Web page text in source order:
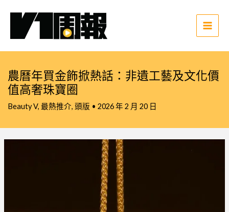
Main
農曆年買金飾掀熱話：非遺工藝及文化價
值高奢珠寶圈
Beauty V, 最熱推介, 頭版 • 2026 年 2 月 20 日